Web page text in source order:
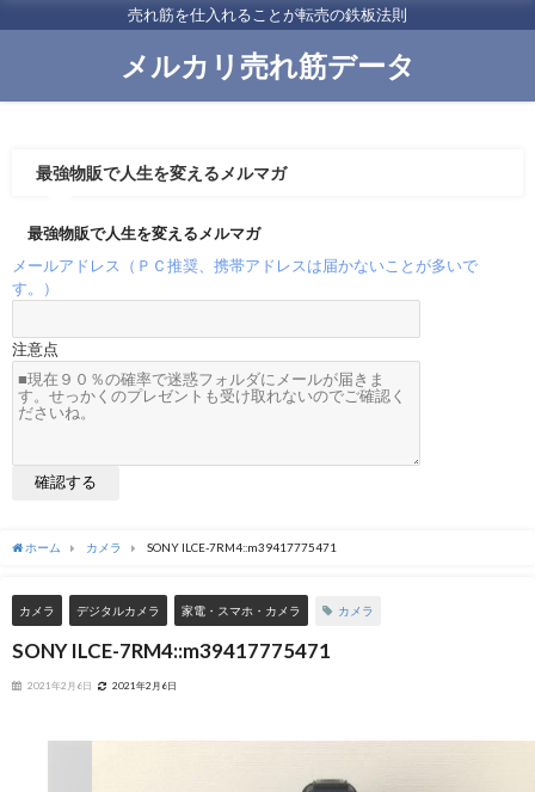
売れ筋を仕入れることが転売の鉄板法則
メルカリ売れ筋データ
最強物販で人生を変えるメルマガ
最強物販で人生を変えるメルマガ
メールアドレス（ＰＣ推奨、携帯アドレスは届かないことが多いで
す。）
注意点
ホーム カメラ SONY ILCE-7RM4::m39417775471
カメラ デジタルカメラ 家電・スマホ・カメラ カメラ
SONY ILCE-7RM4::m39417775471
2021年2月6日 2021年2月6日